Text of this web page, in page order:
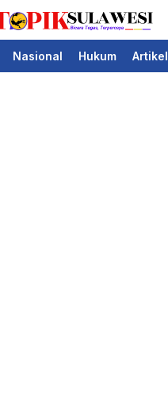
Topik Sulawesi
Bicara Tegas Terpercaya
Nasional Hukum Artikel